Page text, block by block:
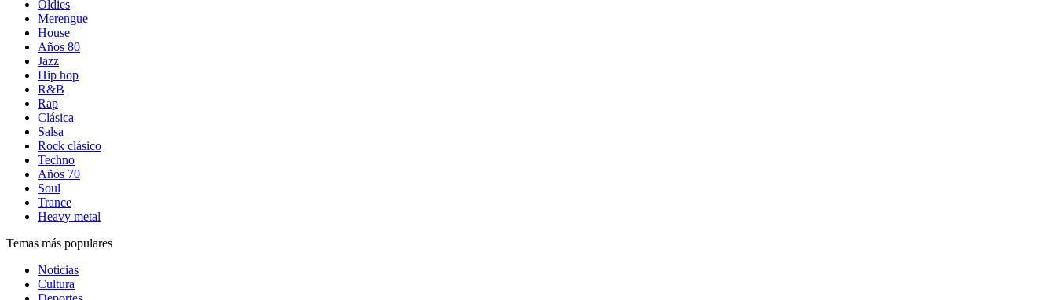
Oldies
Merengue
House
Años 80
Jazz
Hip hop
R&B
Rap
Clásica
Salsa
Rock clásico
Techno
Años 70
Soul
Trance
Heavy metal
Temas más populares
Noticias
Cultura